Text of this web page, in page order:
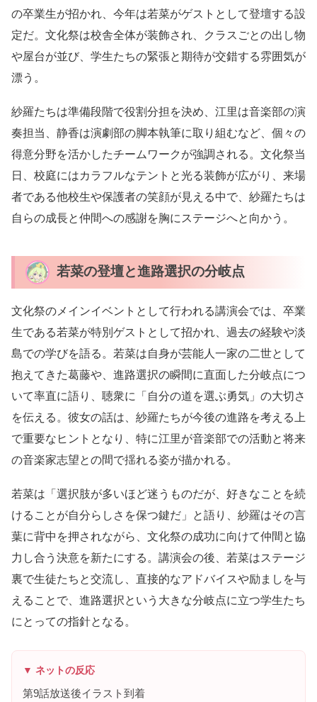
の卒業生が招かれ、今年は若菜がゲストとして登壇する設
定だ。文化祭は校舎全体が装飾され、クラスごとの出し物
や屋台が並び、学生たちの緊張と期待が交錯する雰囲気が
漂う。
紗羅たちは準備段階で役割分担を決め、江里は音楽部の演
奏担当、静香は演劇部の脚本執筆に取り組むなど、個々の
得意分野を活かしたチームワークが強調される。文化祭当
日、校庭にはカラフルなテントと光る装飾が広がり、来場
者である他校生や保護者の笑顔が見える中で、紗羅たちは
自らの成長と仲間への感謝を胸にステージへと向かう。
若菜の登壇と進路選択の分岐点
文化祭のメインイベントとして行われる講演会では、卒業
生である若菜が特別ゲストとして招かれ、過去の経験や淡
島での学びを語る。若菜は自身が芸能人一家の二世として
抱えてきた葛藤や、進路選択の瞬間に直面した分岐点につ
いて率直に語り、聴衆に「自分の道を選ぶ勇気」の大切さ
を伝える。彼女の話は、紗羅たちが今後の進路を考える上
で重要なヒントとなり、特に江里が音楽部での活動と将来
の音楽家志望との間で揺れる姿が描かれる。
若菜は「選択肢が多いほど迷うものだが、好きなことを続
けることが自分らしさを保つ鍵だ」と語り、紗羅はその言
葉に背中を押されながら、文化祭の成功に向けて仲間と協
力し合う決意を新たにする。講演会の後、若菜はステージ
裏で生徒たちと交流し、直接的なアドバイスや励ましを与
えることで、進路選択という大きな分岐点に立つ学生たち
にとっての指針となる。
▼ ネットの反応
第9話放送後イラスト到着